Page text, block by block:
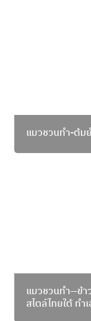
แมวชวนทำ-ต้ม
แมวชวนทำ—ข้า
สไตล์ไทยใต้ ทำ